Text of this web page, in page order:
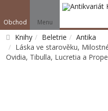
Obchod Menu
Knihy Beletrie
Antika
Láska ve starověku,
Ovidia, Tibulla, Lucretia a